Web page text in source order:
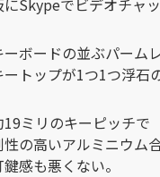
ーボードの並ぶパーム
ートップが1つ1つ浮石
19ミリのキーピッチで
性の高いアルミニウム
感も悪くない。